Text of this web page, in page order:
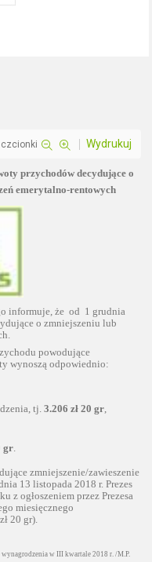
Wydrukuj
przychodów decydujące o
emerytalno-rentowych
informuje, że od 1 grudnia
o zmniejszeniu lub
powodujące
wynoszą odpowiednio:
tj.3.206 zł 20 gr
gr
zmniejszenie/zawieszenie
13 listopada 2018 r. Prezes
z ogłoszeniem przez Prezesa
miesięcznego
20 gr).
w III kwartale 2018 r. /M.P.